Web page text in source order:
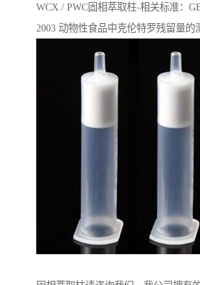
WCX / PWC固相萃取柱-相关标准：
2003 动物性⻝品中克伦特罗残留量的